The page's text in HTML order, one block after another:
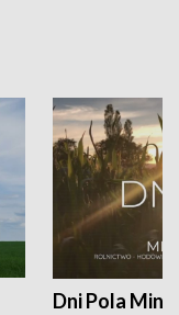
Dni Pola